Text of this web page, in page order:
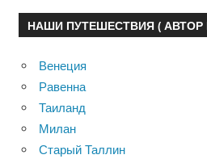
НАШИ ПУТЕШЕСТВИЯ ( АВТОР
Венеция
Равенна
Таиланд
Милан
Старый Таллин